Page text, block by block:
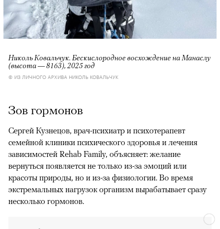
Николь Ковальчук. Бескислородное восхождение на Манаслу
(высота — 8163), 2025 год
© ИЗ ЛИЧНОГО АРХИВА НИКОЛЬ КОВАЛЬЧУК
Зов гормонов
Сергей Кузнецов, врач-психиатр и психотерапевт
семейной клиники психического здоровья и лечения
зависимостей Rehab Family, объясняет: желание
вернуться появляется не только из-за эмоций или
красоты природы, но и из-за физиологии. Во время
экстремальных нагрузок организм вырабатывает сразу
несколько гормонов.